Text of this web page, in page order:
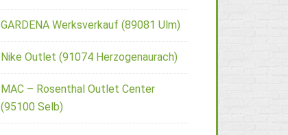
GARDENA Werksverkauf (89081 Ulm)
Nike Outlet (91074 Herzogenaurach)
MAC – Rosenthal Outlet Center
(95100 Selb)